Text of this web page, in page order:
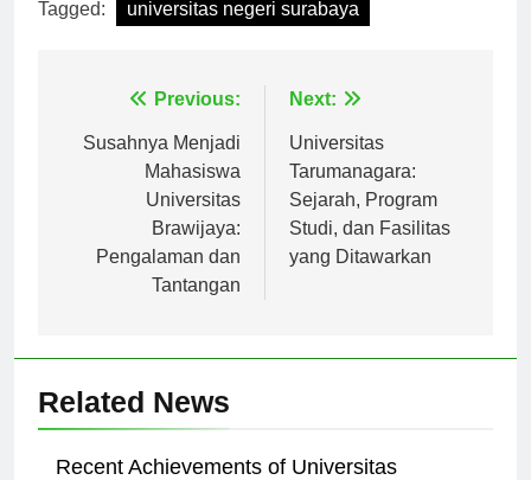
Tagged: universitas negeri surabaya
Navigasi
pos
Previous:
Susahnya Menjadi
Mahasiswa
Universitas
Brawijaya:
Pengalaman dan
Tantangan
Next:
Universitas
Tarumanagara:
Sejarah, Program
Studi, dan Fasilitas
yang Ditawarkan
Related News
Recent Achievements of Universitas